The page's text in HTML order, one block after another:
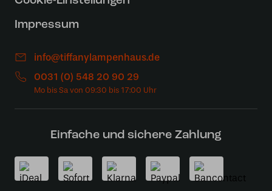
Impressum
info@tiffanylampenhaus.de
0031 (0) 548 20 90 29
Einfache und sichere Zahlung